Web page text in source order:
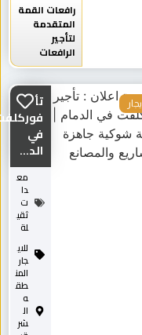
رافعات القمة
المتقدمة
لتأجير
الرافعات
تأجير
فوركلفت
الد...
ت
للاي
جار
ال